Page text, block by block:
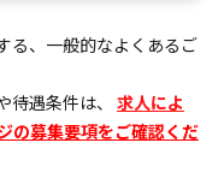
る、一般的なよくあるご
待遇条件は、 求人によ
の募集要項をご確認くだ